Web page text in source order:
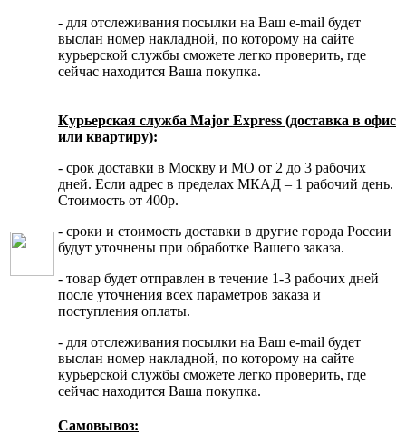
- для отслеживания посылки на Ваш e-mail будет
выслан номер накладной, по которому на сайте
курьерской службы сможете легко проверить, где
сейчас находится Ваша покупка.
Курьерская служба Major Express (доставка в офис
или квартиру):
- срок доставки в Москву и МО от 2 до 3 рабочих
дней. Если адрес в пределах МКАД – 1 рабочий день.
Стоимость от 400р.
- сроки и стоимость доставки в другие города России
будут уточнены при обработке Вашего заказа.
- товар будет отправлен в течение 1-3 рабочих дней
после уточнения всех параметров заказа и
поступления оплаты.
- для отслеживания посылки на Ваш e-mail будет
выслан номер накладной, по которому на сайте
курьерской службы сможете легко проверить, где
сейчас находится Ваша покупка.
Самовывоз: